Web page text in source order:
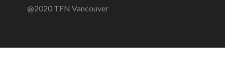
@2020 TFN Vancouver